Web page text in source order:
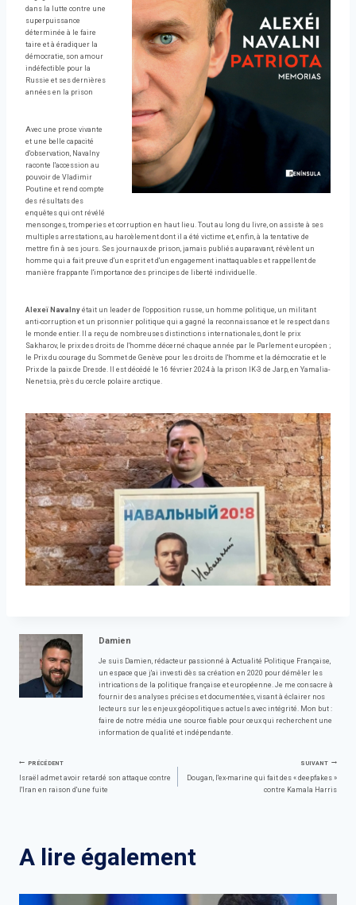
dans la lutte contre une
superpuissance
déterminée à le faire
taire et à éradiquer la
démocratie, son amour
indéfectible pour la
Russie et ses dernières
années en la prison
Avec une prose vivante
et une belle capacité
d'observation, Navalny
raconte l'accession au
pouvoir de Vladimir
Poutine et rend compte
des résultats des
enquêtes qui ont révélé
mensonges, tromperies et corruption en haut lieu. Tout au long du livre, on assiste à ses
multiples arrestations, au harcèlement dont il a été victime et, enfin, à la tentative de
mettre fin à ses jours. Ses journaux de prison, jamais publiés auparavant, révèlent un
homme qui a fait preuve d'un esprit et d'un engagement inattaquables et rappellent de
manière frappante l'importance des principes de liberté individuelle.
Alexeï Navalny était un leader de l'opposition russe, un homme politique, un militant
anti-corruption et un prisonnier politique qui a gagné la reconnaissance et le respect dans
le monde entier. Il a reçu de nombreuses distinctions internationales, dont le prix
Sakharov, le prix des droits de l'homme décerné chaque année par le Parlement européen ;
le Prix du courage du Sommet de Genève pour les droits de l'homme et la démocratie et le
Prix de la paix de Dresde. Il est décédé le 16 février 2024 à la prison IK-3 de Jarp, en Yamalia-
Nenetsia, près du cercle polaire arctique.
Damien
Je suis Damien, rédacteur passionné à Actualité Politique Française,
un espace que j'ai investi dès sa création en 2020 pour démêler les
intrications de la politique française et européenne. Je me consacre à
fournir des analyses précises et documentées, visant à éclairer nos
lecteurs sur les enjeux géopolitiques actuels avec intégrité. Mon but :
faire de notre média une source fiable pour ceux qui recherchent une
information de qualité et indépendante.
Navigation
PRÉCÉDENT
Israël admet avoir retardé son attaque contre
l'Iran en raison d'une fuite
SUIVANT
Dougan, l'ex-marine qui fait des « deepfakes »
contre Kamala Harris
A lire également